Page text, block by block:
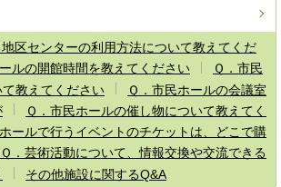
区センターの利用方法について教えてくだ
ルの開館時間を教えてください
Ｑ．市民
教えてください
Ｑ．市民ホールの会議室
Ｑ．市民ホールの催し物について教えてく
ールで行うイベントのチケットは、どこで購
Ｑ．芸術活動について、情報交換や交流できる
その他施設に関するQ&A